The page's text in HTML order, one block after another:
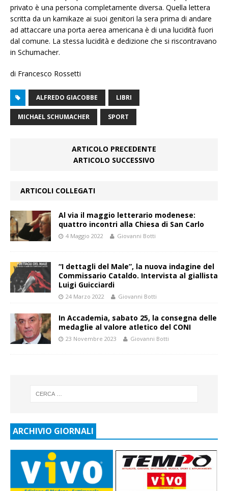
privato è una persona completamente diversa. Quella lettera
scritta da un kamikaze ai suoi genitori la sera prima di andare
ad attaccare una porta aerea americana è di una lucidità fuori
dal comune. La stessa lucidità e dedizione che si riscontravano
in Schumacher.
di Francesco Rossetti
ALFREDO GIACOBBE LIBRI
MICHAEL SCHUMACHER SPORT
ARTICOLO PRECEDENTE
ARTICOLO SUCCESSIVO
ARTICOLI COLLEGATI
Al via il maggio letterario modenese:
quattro incontri alla Chiesa di San Carlo
4 Maggio 2022 Giovanni Botti
“I dettagli del Male”, la nuova indagine del
Commissario Cataldo. Intervista al giallista
Luigi Guicciardi
24 Marzo 2022 Giovanni Botti
In Accademia, sabato 25, la consegna delle
medaglie al valore atletico del CONI
23 Novembre 2023 Giovanni Botti
ARCHIVIO GIORNALI